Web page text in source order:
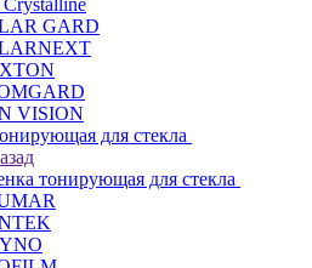
GARD
VISION
для стекла
тонирующая для стекла